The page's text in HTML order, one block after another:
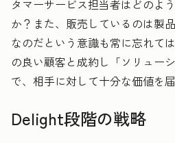
タマーサービス担当者はどのよ
か？また、販売しているのは製
なのだという意識も常に忘れて
の良い顧客と成約し「ソリュー
で、相手に対して十分な価値を
Delight段階の戦略